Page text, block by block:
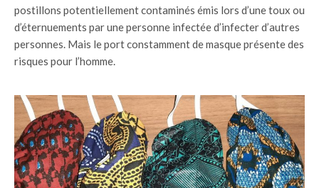
postillons potentiellement contaminés émis lors d’une toux ou
d’éternuements par une personne infectée d’infecter d’autres
personnes. Mais le port constamment de masque présente des
risques pour l’homme.